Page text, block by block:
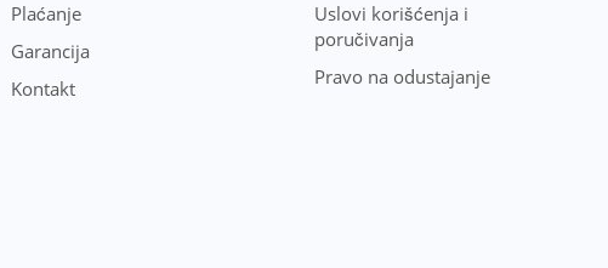
Plaćanje
Garancija
Kontakt
Uslovi korišćenja i
poručivanja
Pravo na odustajanje